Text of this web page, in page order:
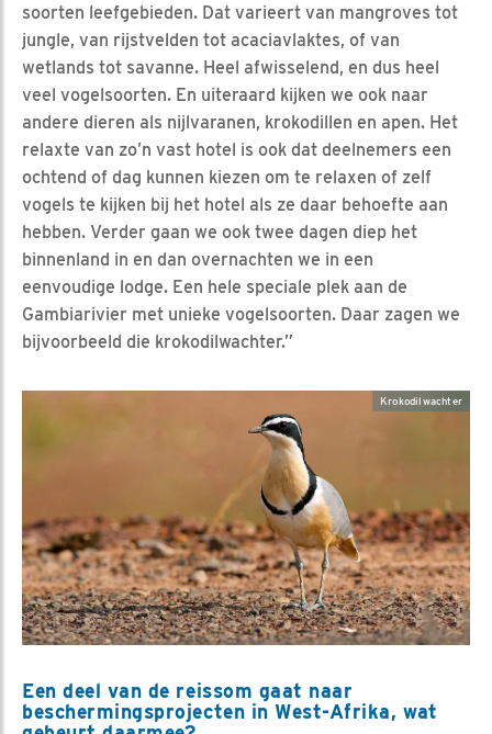
soorten leefgebieden. Dat varieert van mangroves tot
jungle, van rijstvelden tot acaciavlaktes, of van
wetlands tot savanne. Heel afwisselend, en dus heel
veel vogelsoorten. En uiteraard kijken we ook naar
andere dieren als nijlvaranen, krokodillen en apen. Het
relaxte van zo’n vast hotel is ook dat deelnemers een
ochtend of dag kunnen kiezen om te relaxen of zelf
vogels te kijken bij het hotel als ze daar behoefte aan
hebben. Verder gaan we ook twee dagen diep het
binnenland in en dan overnachten we in een
eenvoudige lodge. Een hele speciale plek aan de
Gambiarivier met unieke vogelsoorten. Daar zagen we
bijvoorbeeld die krokodilwachter.”
Krokodilwachter
Een deel van de reissom gaat naar
beschermingsprojecten in West-Afrika, wat